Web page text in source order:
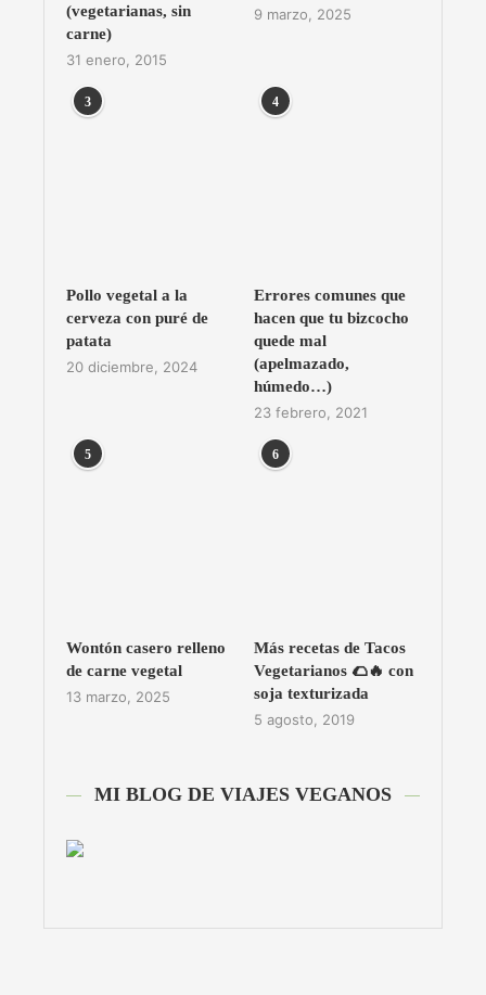
(vegetarianas, sin
carne)
31 enero, 2015
9 marzo, 2025
3
Pollo vegetal a la
cerveza con puré de
patata
20 diciembre, 2024
4
Errores comunes que
hacen que tu bizcocho
quede mal
(apelmazado,
húmedo…)
23 febrero, 2021
5
Wontón casero relleno
de carne vegetal
13 marzo, 2025
6
Más recetas de Tacos
Vegetarianos 🌮🔥 con
soja texturizada
5 agosto, 2019
MI BLOG DE VIAJES VEGANOS